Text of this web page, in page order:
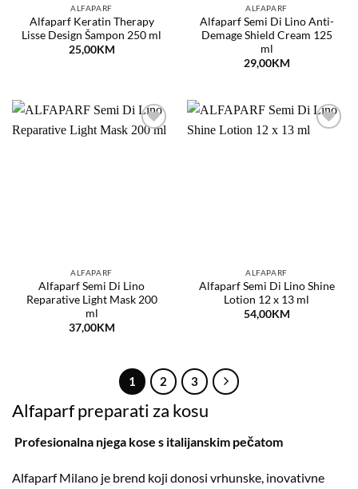
ALFAPARF
Alfaparf Keratin Therapy
Lisse Design Šampon 250 ml
25,00KM
ALFAPARF
Alfaparf Semi Di Lino Anti-
Demage Shield Cream 125
ml
29,00KM
ALFAPARF
Alfaparf Semi Di Lino
Reparative Light Mask 200
ml
37,00KM
ALFAPARF
Alfaparf Semi Di Lino Shine
Lotion 12 x 13 ml
54,00KM
1 2 3
Alfaparf preparati za kosu
Profesionalna njega kose s italijanskim pečatom
Alfaparf Milano je brend koji donosi vrhunske, inovativne